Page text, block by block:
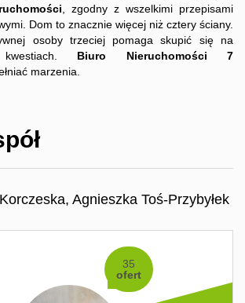
, zgodny z wszelkimi przepisami
Dom to znacznie więcej niż cztery ściany.
osoby trzeciej pomaga skupić się na
kwestiach. Biuro Nieruchomości 7
marzenia.
Agnieszka Toś-Przybyłek
35
ofert